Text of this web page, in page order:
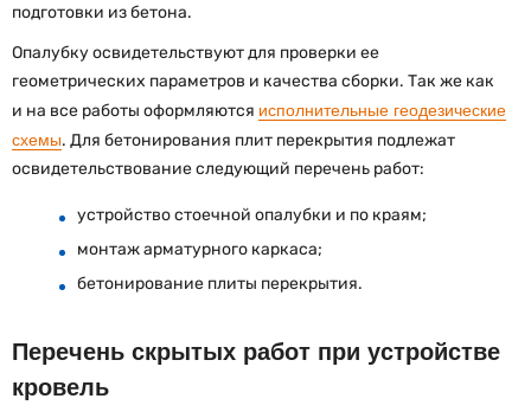
подготовки из бетона.
Опалубку освидетельствуют для проверки ее
геометрических параметров и качества сборки. Так же как
и на все работы оформляются исполнительные геодезические
схемы. Для бетонирования плит перекрытия подлежат
освидетельствование следующий перечень работ:
устройство стоечной опалубки и по краям;
монтаж арматурного каркаса;
бетонирование плиты перекрытия.
Перечень скрытых работ при устройстве
кровель